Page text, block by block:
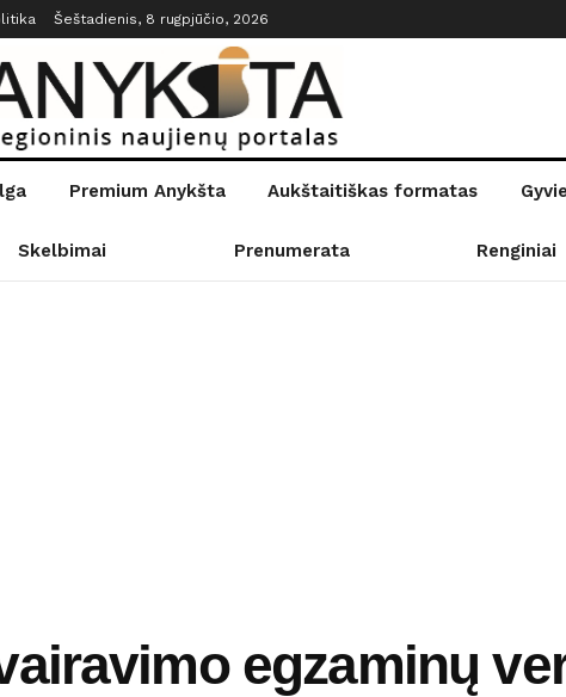
Šeštadienis, 8 rugpjūčio, 2026
Premium Anykšta Aukštaitiškas formatas
Skelbimai Prenumerata Renginiai
egzaminų